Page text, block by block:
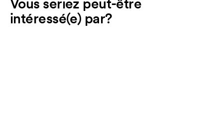
intéressé(e) par?